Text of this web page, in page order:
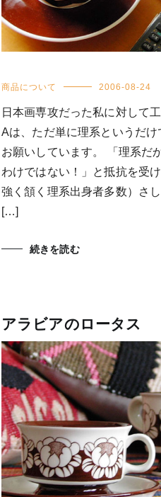
商品について 2006-08-24
日本画専攻だった私に対して
Aは、ただ単に理系というだけ
お願いしています。 「理系だ
わけではない！」と抵抗を受
強く頷く理系出身者多数）さ
[…]
続きを読む
アラビアのロータス